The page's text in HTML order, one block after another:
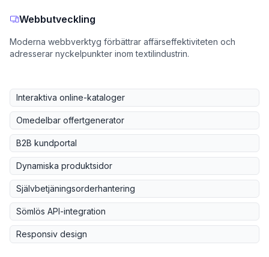
Webbutveckling
Moderna webbverktyg förbättrar affärseffektiviteten och
adresserar nyckelpunkter inom textilindustrin.
Interaktiva online-kataloger
Omedelbar offertgenerator
B2B kundportal
Dynamiska produktsidor
Självbetjäningsorderhantering
Sömlös API-integration
Responsiv design